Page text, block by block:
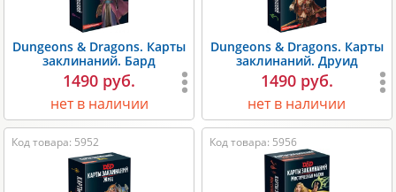
Dungeons & Dragons. Карты
заклинаний. Бард
1490 руб.
нет в наличии
Dungeons & Dragons. Карты
заклинаний. Друид
1490 руб.
нет в наличии
Код товара: 5952 Код товара: 5956